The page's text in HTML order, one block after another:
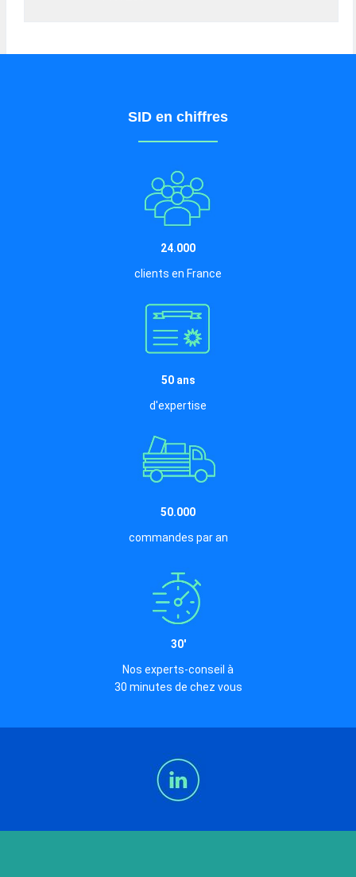
SID en chiffres
24.000
clients en France
50 ans
d'expertise
50.000
commandes par an
30'
Nos experts-conseil à
30 minutes de chez vous